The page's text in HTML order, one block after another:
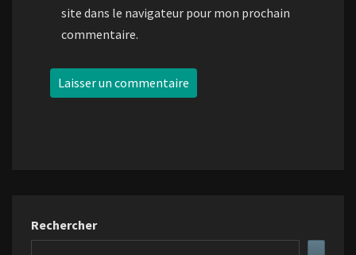
site dans le navigateur pour mon prochain
commentaire.
Rechercher